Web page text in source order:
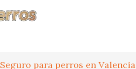
Seguro para perros en Valencia